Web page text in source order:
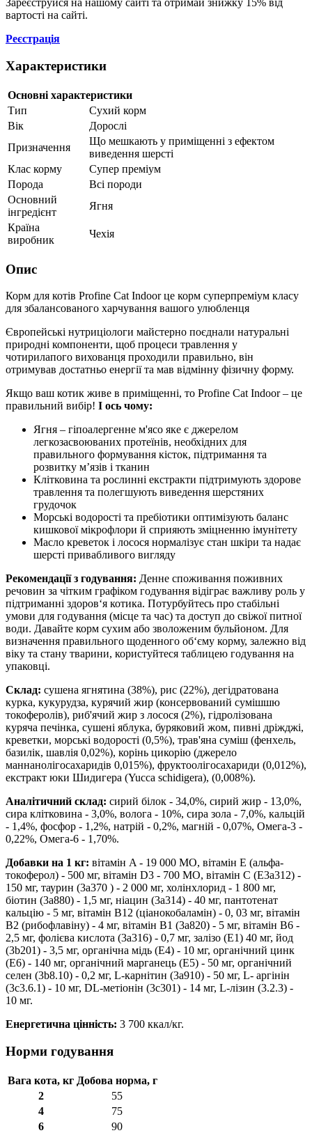
Зареєструйся на нашому сайті та отримай знижку 15% від
вартості на сайті.
Реєстрація
Характеристики
Основні характеристики
Тип
Сухий корм
Вік
Дорослі
Призначення
Що мешкають у приміщенні з ефектом
виведення шерсті
Клас корму
Супер преміум
Порода
Всі породи
Основний
інгредієнт
Ягня
Країна
виробник
Чехія
Опис
Корм для котів Profine Cat Indoor це корм суперпреміум класу
для збалансованого харчування вашого улюбленця
Європейські нутриціологи майстерно поєднали натуральні
природні компоненти, щоб процеси травлення у
чотирилапого вихованця проходили правильно, він
отримував достатньо енергії та мав відмінну фізичну форму.
Якщо ваш котик живе в приміщенні, то Profine Cat Indoor – це
правильний вибір! І ось чому:
Ягня – гіпоалергенне м'ясо яке є джерелом
легкозасвоюваних протеїнів, необхідних для
правильного формування кісток, підтримання та
розвитку м’язів і тканин
Клітковина та рослинні екстракти підтримують здорове
травлення та полегшують виведення шерстяних
грудочок
Морські водорості та пребіотики оптимізують баланс
кишкової мікрофлори й сприяють зміцненню імунітету
Масло креветок і лосося нормалізує стан шкіри та надає
шерсті привабливого вигляду
Рекомендації з годування: Денне споживання поживних
речовин за чітким графіком годування відіграє важливу роль у
підтриманні здоров‘я котика. Потурбуйтесь про стабільні
умови для годування (місце та час) та доступ до свіжої питної
води. Давайте корм сухим або зволоженим бульйоном. Для
визначення правильного щоденного об‘єму корму, залежно від
віку та стану тварини, користуйтеся таблицею годування на
упаковці.
Склад: сушена ягнятина (38%), рис (22%), дегідратована
курка, кукурудза, курячий жир (консервований сумішшю
токоферолів), риб'ячий жир з лосося (2%), гідролізована
куряча печінка, сушені яблука, буряковий жом, пивні дріжджі,
креветки, морські водорості (0,5%), трав'яна суміш (фенхель,
базилік, шавлія 0,02%), корінь цикорію (джерело
маннанолігосахаридів 0,015%), фруктоолігосахариди (0,012%),
екстракт юки Шидигера (Yucca schidigera), (0,008%).
Аналітичний склад: сирий білок - 34,0%, сирий жир - 13,0%,
сира клітковина - 3,0%, волога - 10%, сира зола - 7,0%, кальцій
- 1,4%, фосфор - 1,2%, натрій - 0,2%, магній - 0,07%, Омега-3 -
0,22%, Омега-6 - 1,70%.
Добавки на 1 кг: вітамін A - 19 000 МО, вітамін E (альфа-
токоферол) - 500 мг, вітамін D3 - 700 МО, вітамін C (E3a312) -
150 мг, таурин (3a370 ) - 2 000 мг, холінхлорид - 1 800 мг,
біотин (3a880) - 1,5 мг, ніацин (3a314) - 40 мг, пантотенат
кальцію - 5 мг, вітамін B12 (ціанокобаламін) - 0, 03 мг, вітамін
B2 (рибофлавіну) - 4 мг, вітамін B1 (3a820) - 5 мг, вітамін B6 -
2,5 мг, фолієва кислота (3a316) - 0,7 мг, залізо (E1) 40 мг, йод
(3b201) - 3,5 мг, органічна мідь (E4) - 10 мг, органічний цинк
(E6) - 140 мг, органічний марганець (E5) - 50 мг, органічний
селен (3b8.10) - 0,2 мг, L-карнітин (3a910) - 50 мг, L- аргінін
(3c3.6.1) - 10 мг, DL-метіонін (3c301) - 14 мг, L-лізин (3.2.3) -
10 мг.
Енергетична цінність: 3 700 ккал/кг.
Норми годування
Вага кота, кг Добова норма, г
2
55
4
75
6
90